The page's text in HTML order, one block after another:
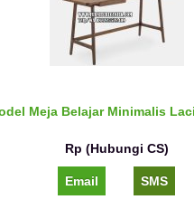
Meja Belajar Minimalis
Rp (Hubungi CS)
Email SMS